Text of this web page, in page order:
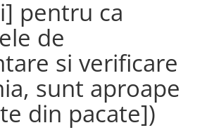
pentru ca
de
si verificare
sunt aproape
din pacate])